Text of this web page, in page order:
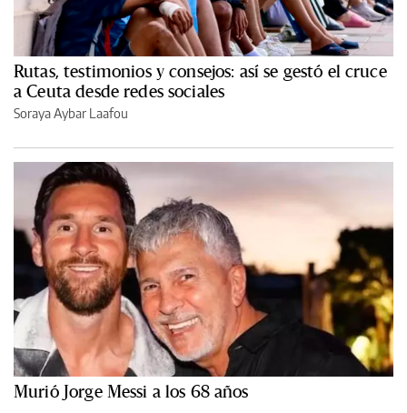
Rutas, testimonios y consejos: así se gestó el cruce
a Ceuta desde redes sociales
Soraya Aybar Laafou
Murió Jorge Messi a los 68 años